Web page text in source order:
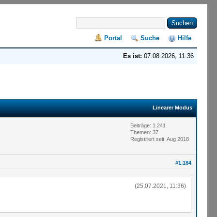
Portal Suche Hilfe
Es ist: 07.08.2026, 11:36
Linearer Modus
Beiträge: 1.241
Themen: 37
Registriert seit: Aug 2018
#1.184
(25.07.2021, 11:36)